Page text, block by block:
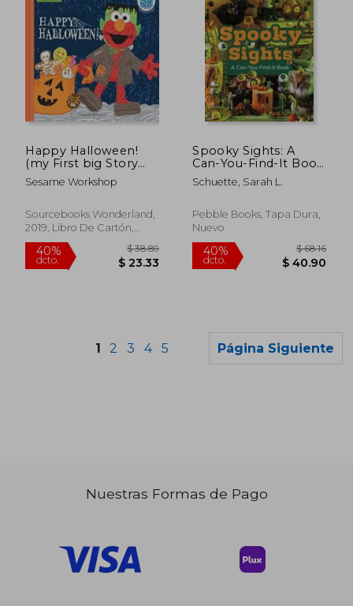
40%
dcto. $ 20.38
40%
dcto. $
dcto. $ 21.53 dcto.
Happy Halloween!
(my First big Story
Book: 123 Sesame
Street) (en Inglés)
Sesame Workshop
Sourcebooks Wonderland,
2019, Libro De Cartón,
Nuevo
Spooky Sights: A
Can-You-Find-It Book
(en Inglés)
Schuette, Sarah L.
Pebble Books, Tapa Dura,
Nuevo
1 2 3 4 5 Página Siguiente
Nuestras Formas de Pago